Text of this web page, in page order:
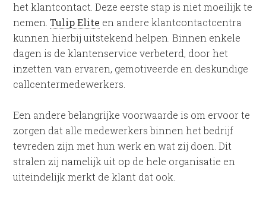
het klantcontact. Deze eerste stap is niet moeilijk te
nemen.Tulip Elite en andere klantcontactcentra
kunnen hierbij uitstekend helpen. Binnen enkele
dagen is de klantenservice verbeterd, door het
inzetten van ervaren, gemotiveerde en deskundige
callcentermedewerkers.
Een andere belangrijke voorwaarde is om ervoor te
zorgen dat alle medewerkers binnen het bedrijf
tevreden zijn met hun werk en wat zij doen. Dit
stralen zij namelijk uit op de hele organisatie en
uiteindelijk merkt de klant dat ook.